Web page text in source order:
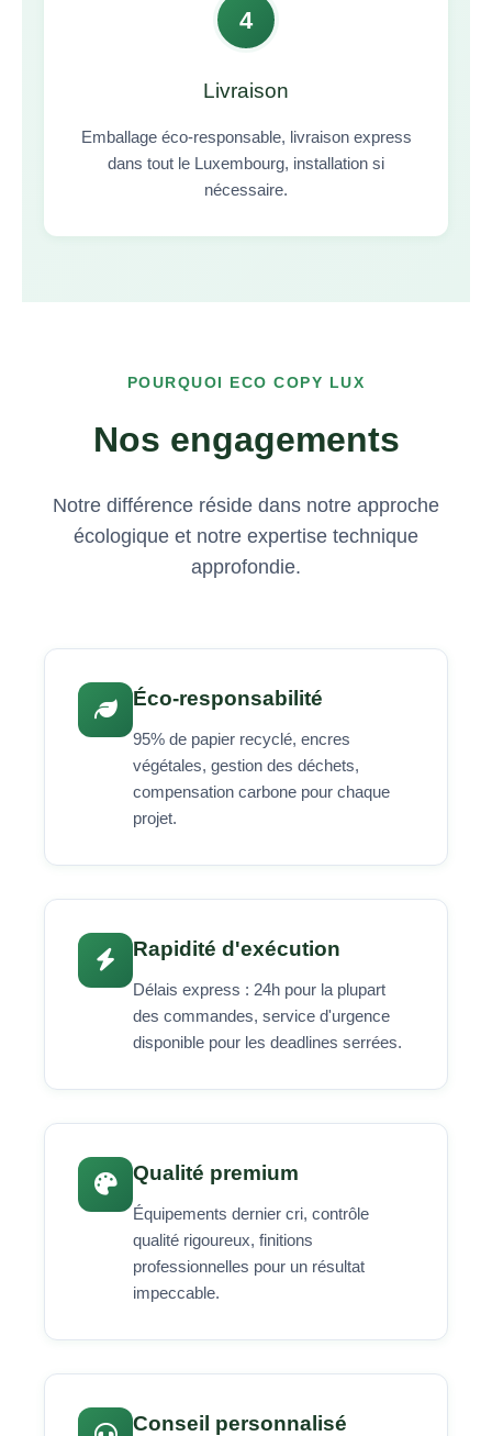
4
Livraison
Emballage éco-responsable, livraison express
dans tout le Luxembourg, installation si
nécessaire.
POURQUOI ECO COPY LUX
Nos engagements
Notre différence réside dans notre approche
écologique et notre expertise technique
approfondie.
Éco-responsabilité
95% de papier recyclé, encres
végétales, gestion des déchets,
compensation carbone pour chaque
projet.
Rapidité d'exécution
Délais express : 24h pour la plupart
des commandes, service d'urgence
disponible pour les deadlines serrées.
Qualité premium
Équipements dernier cri, contrôle
qualité rigoureux, finitions
professionnelles pour un résultat
impeccable.
Conseil personnalisé